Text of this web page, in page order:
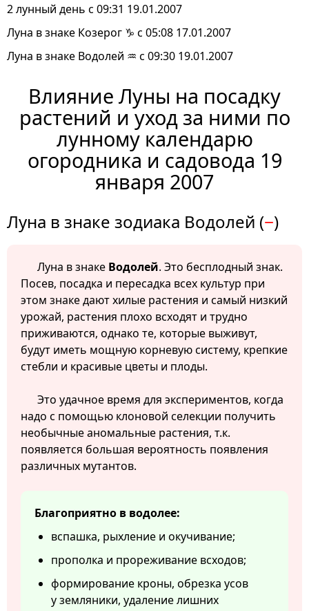
2 лунный день с 09:31 19.01.2007
Луна в знаке Козерог ♑ с 05:08 17.01.2007
Луна в знаке Водолей ♒ с 09:30 19.01.2007
Влияние Луны на посадку
растений и уход за ними по
лунному календарю
огородника и садовода 19
января 2007
Луна в знаке зодиака Водолей (−)
Луна в знаке Водолей. Это бесплодный знак.
Посев, посадка и пересадка всех культур при
этом знаке дают хилые растения и самый низкий
урожай, растения плохо всходят и трудно
приживаются, однако те, которые выживут,
будут иметь мощную корневую систему, крепкие
стебли и красивые цветы и плоды.
Это удачное время для экспериментов, когда
надо с помощью клоновой селекции получить
необычные аномальные растения, т.к.
появляется большая вероятность появления
различных мутантов.
Благоприятно в водолее:
вспашка, рыхление и окучивание;
прополка и прореживание всходов;
формирование кроны, обрезка усов
у земляники, удаление лишних